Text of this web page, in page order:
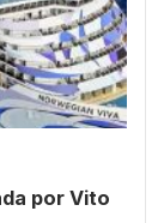
por Vito